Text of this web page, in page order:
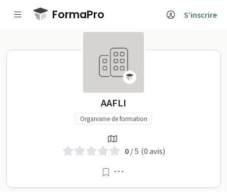
Passer au contenu principal
FormaPro S’inscrire
AAFLI sur FormaPro
AAFLI
Organisme de formation
0/ 5 (0 avis)